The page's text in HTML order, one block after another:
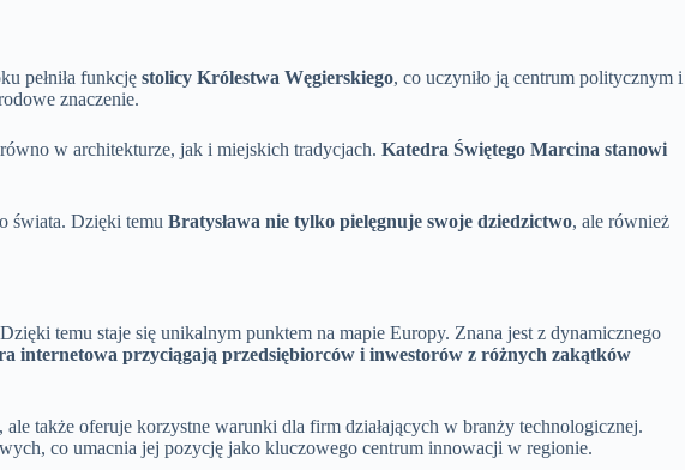
pełniła funkcję stolicy Królestwa Węgierskiego, co uczyniło ją centrum politycznym i
znaczenie.
w architekturze, jak i miejskich tradycjach. Katedra Świętego Marcina stanowi
świata. Dzięki temu Bratysława nie tylko pielęgnuje swoje dziedzictwo, ale również
temu staje się unikalnym punktem na mapie Europy. Znana jest z dynamicznego
internetowa przyciągają przedsiębiorców i inwestorów z różnych zakątków
także oferuje korzystne warunki dla firm działających w branży technologicznej.
co umacnia jej pozycję jako kluczowego centrum innowacji w regionie.